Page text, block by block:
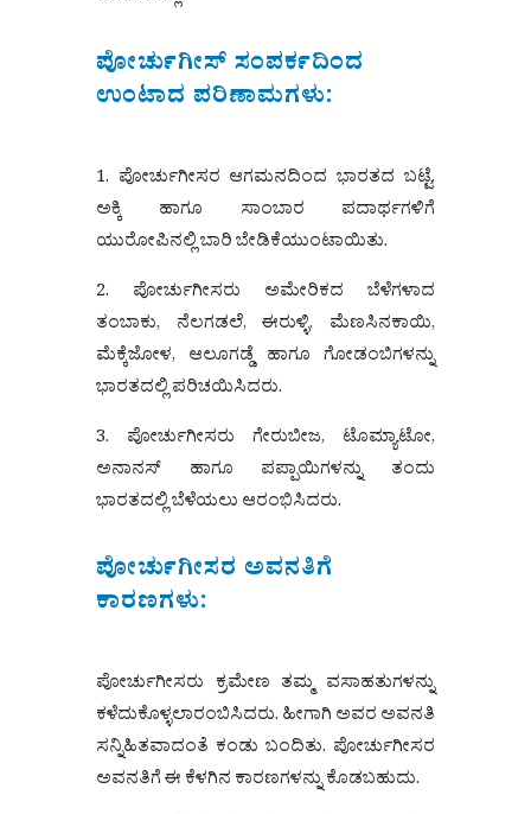
ಪೋರ್ಚುಗೀಸ್ ಸಂಪರ್ಕದಿಂದ
ಉಂಟಾದ ಪರಿಣಾಮಗಳು:
1. ಪೋರ್ಚುಗೀಸರ ಆಗಮನದಿಂದ ಭಾರತದ ಬಟ್ಟೆ,
ಅಕ್ಕಿ ಹಾಗೂ ಸಾಂಬಾರ ಪದಾರ್ಥಗಳಿಗೆ
ಯುರೋಪಿನಲ್ಲಿ ಬಾರಿ ಬೇಡಿಕೆಯುಂಟಾಯಿತು.
2. ಪೋರ್ಚುಗೀಸರು ಅಮೇರಿಕದ ಬೆಳೆಗಳಾದ
ತಂಬಾಕು, ನೆಲಗಡಲೆ, ಈರುಳ್ಳಿ, ಮೆಣಸಿನಕಾಯಿ,
ಮೆಕ್ಕೆಜೋಳ, ಆಲೂಗಡ್ಡೆ ಹಾಗೂ ಗೋಡಂಬಿಗಳನ್ನು
ಭಾರತದಲ್ಲಿ ಪರಿಚಯಿಸಿದರು.
3. ಪೋರ್ಚುಗೀಸರು ಗೇರುಬೀಜ, ಟೊಮ್ಯಾಟೋ,
ಅನಾನಸ್ ಹಾಗೂ ಪಪ್ಪಾಯಿಗಳನ್ನು ತಂದು
ಭಾರತದಲ್ಲಿ ಬೆಳೆಯಲು ಆರಂಭಿಸಿದರು.
ಪೋರ್ಚುಗೀಸರ ಅವನತಿಗೆ
ಕಾರಣಗಳು:
ಪೋರ್ಚುಗೀಸರು ಕ್ರಮೇಣ ತಮ್ಮ ವಸಾಹತುಗಳನ್ನು
ಕಳೆದುಕೊಳ್ಳಲಾರಂಬಿಸಿದರು. ಹೀಗಾಗಿ ಅವರ ಅವನತಿ
ಸನ್ನಿಹಿತವಾದಂತೆ ಕಂಡು ಬಂದಿತು. ಪೋರ್ಚುಗೀಸರ
ಅವನತಿಗೆ ಈ ಕೆಳಗಿನ ಕಾರಣಗಳನ್ನು ಕೊಡಬಹುದು.